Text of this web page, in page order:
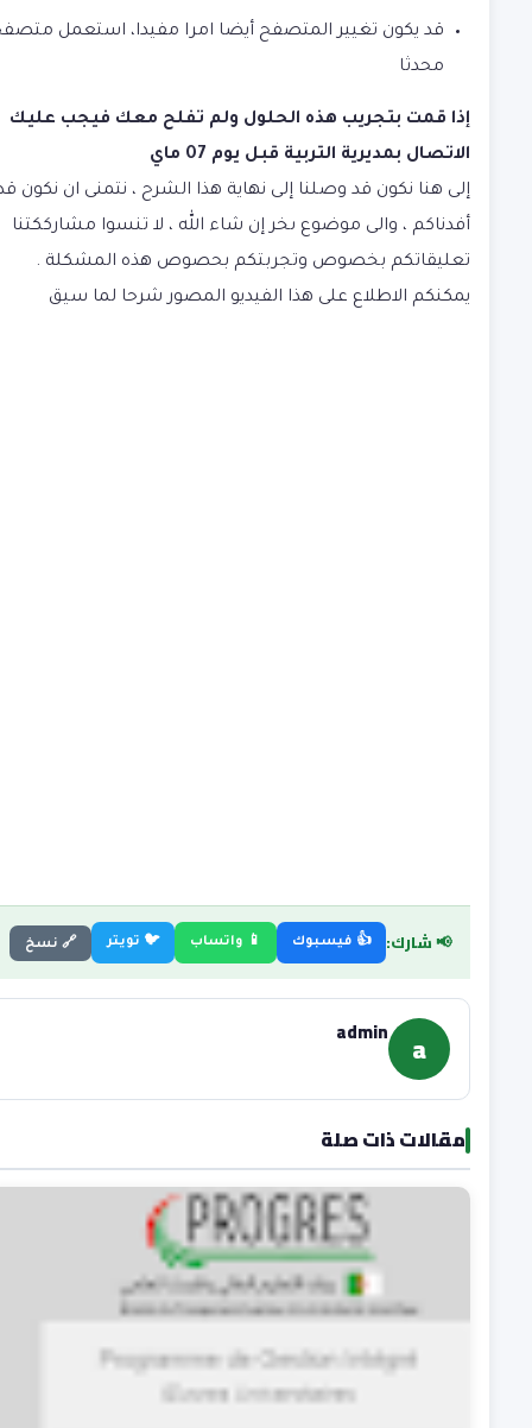
قد يكون تغيير المتصفح أيضا امرا مفيدا، استعمل
محدثا
إذا قمت بتجريب هذه الحلول ولم تفلح معك فيجب عليك
الاتصال بمديرية التربية قبل يوم 07 ماي
إلى هنا نكون قد وصلنا إلى نهاية هذا الشرح ، نتمنى ان نكون
أفدناكم ، والى موضوع ىخر إن شاء الله ، لا تنسوا مشارككتنا
تعليقاتكم بخصوص وتجربتكم بحصوص هذه المشكلة .
يمكنكم الاطلاع على هذا الفيديو المصور شرحا لما سيق
📢 شارك: 👍 فيسبوك 📱 واتساب 🐦 تويتر 🔗 نسخ
a
admin
مقالات ذات صلة